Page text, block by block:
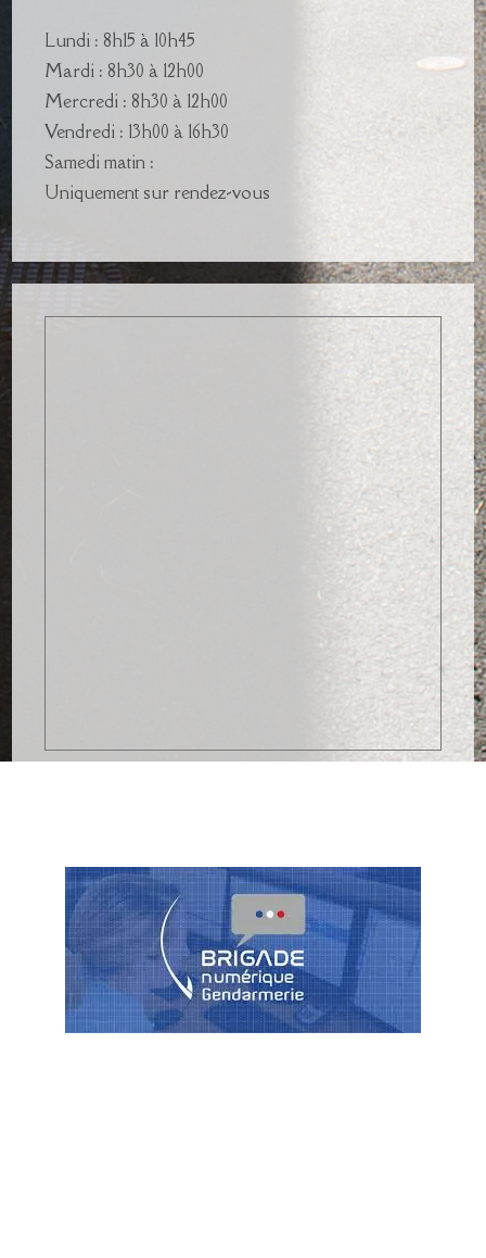
Lundi : 8h15 à 10h45
Mardi : 8h30 à 12h00
Mercredi : 8h30 à 12h00
Vendredi : 13h00 à 16h30
Samedi matin :
Uniquement sur rendez-vous